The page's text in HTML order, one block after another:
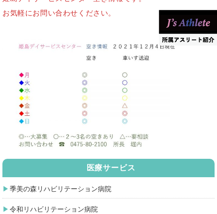
お気軽にお問い合わせください。
医療サービス
季美の森リハビリテーション病院
令和リハビリテーション病院